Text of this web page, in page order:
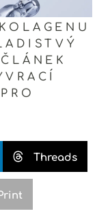
Threads